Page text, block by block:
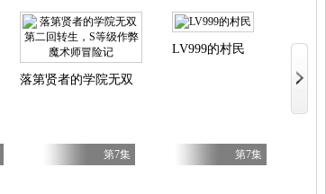
落第贤者的学院无双第二回转生，S等级作弊魔术师冒险
第7集
LV999的村民
第7集
文豪野